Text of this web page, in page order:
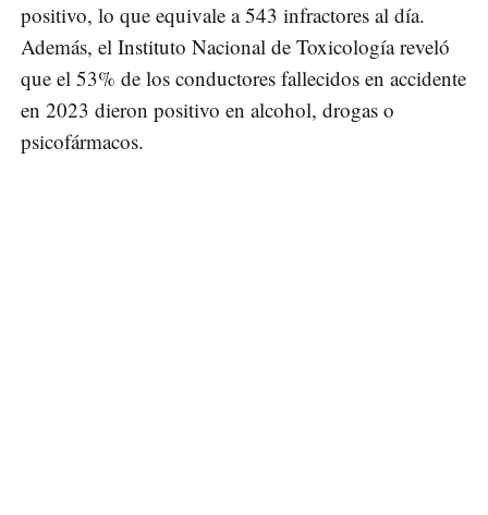
positivo, lo que equivale a 543 infractores al día.
Además, el Instituto Nacional de Toxicología reveló
que el 53% de los conductores fallecidos en accidente
en 2023 dieron positivo en alcohol, drogas o
psicofármacos.